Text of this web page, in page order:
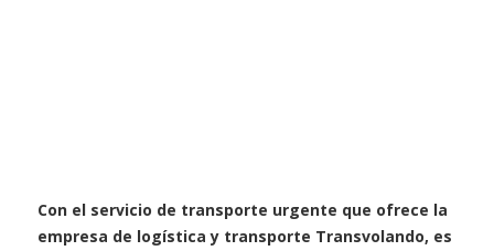
Con el servicio de transporte urgente que ofrece la
empresa de logística y transporte Transvolando, es